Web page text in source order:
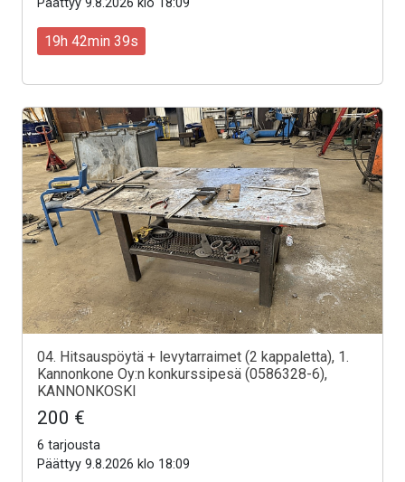
Päättyy 9.8.2026 klo 18:09
19h 42min 37s
04. Hitsauspöytä + levytarraimet (2 kappaletta), 1.
Kannonkone Oy:n konkurssipesä (0586328-6),
KANNONKOSKI
200 €
6 tarjousta
Päättyy 9.8.2026 klo 18:09